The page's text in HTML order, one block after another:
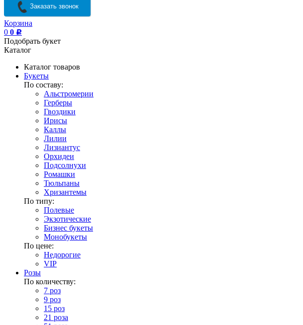
Заказать звонок
Корзина
0 0 Р
Подобрать букет
Каталог
Каталог товаров
Букеты
По составу:
Альстромерии
Герберы
Гвоздики
Ирисы
Каллы
Лилии
Лизиантус
Орхидеи
Подсолнухи
Ромашки
Тюльпаны
Хризантемы
По типу:
Полевые
Экзотические
Бизнес букеты
Монобукеты
По цене:
Недорогие
VIP
Розы
По количеству:
7 роз
9 роз
15 роз
21 роза